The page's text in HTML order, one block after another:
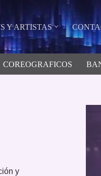
Y ARTISTAS
COREOGRAFICOS
y